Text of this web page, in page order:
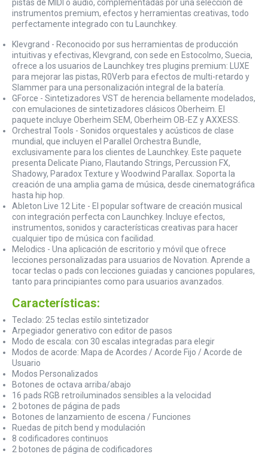
pistas de MIDI o audio, complementadas por una selección de
instrumentos premium, efectos y herramientas creativas, todo
perfectamente integrado con tu Launchkey.
Klevgrand - Reconocido por sus herramientas de producción
intuitivas y efectivas, Klevgrand, con sede en Estocolmo, Suecia,
ofrece a los usuarios de Launchkey tres plugins premium: LUXE
para mejorar las pistas, R0Verb para efectos de multi-retardo y
Slammer para una personalización integral de la batería.
GForce - Sintetizadores VST de herencia bellamente modelados,
con emulaciones de sintetizadores clásicos Oberheim. El
paquete incluye Oberheim SEM, Oberheim OB-EZ y AXXESS.
Orchestral Tools - Sonidos orquestales y acústicos de clase
mundial, que incluyen el Parallel Orchestra Bundle,
exclusivamente para los clientes de Launchkey. Este paquete
presenta Delicate Piano, Flautando Strings, Percussion FX,
Shadowy, Paradox Texture y Woodwind Parallax. Soporta la
creación de una amplia gama de música, desde cinematográfica
hasta hip hop.
Ableton Live 12 Lite - El popular software de creación musical
con integración perfecta con Launchkey. Incluye efectos,
instrumentos, sonidos y características creativas para hacer
cualquier tipo de música con facilidad.
Melodics - Una aplicación de escritorio y móvil que ofrece
lecciones personalizadas para usuarios de Novation. Aprende a
tocar teclas o pads con lecciones guiadas y canciones populares,
tanto para principiantes como para usuarios avanzados.
Características:
Teclado: 25 teclas estilo sintetizador
Arpegiador generativo con editor de pasos
Modo de escala: con 30 escalas integradas para elegir
Modos de acorde: Mapa de Acordes / Acorde Fijo / Acorde de
Usuario
Modos Personalizados
Botones de octava arriba/abajo
16 pads RGB retroiluminados sensibles a la velocidad
2 botones de página de pads
Botones de lanzamiento de escena / Funciones
Ruedas de pitch bend y modulación
8 codificadores continuos
2 botones de página de codificadores